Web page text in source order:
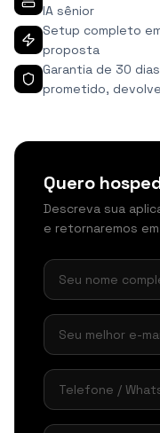
IA sênior
Setup completo
proposta
Garantia de 30
prometido,
Quero
Descreva sua
e retornaremos